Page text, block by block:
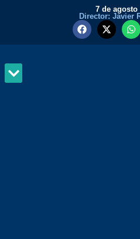
7 de agosto
Director: Javier